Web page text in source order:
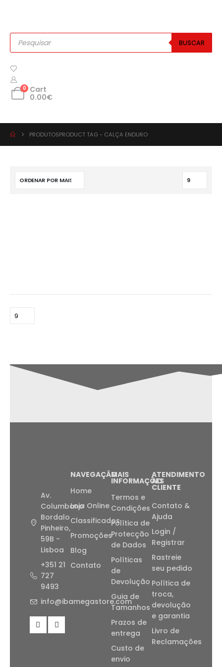
BUSCAR
0 Cart
0.00€
PRODUTOSPRODUCT TAG - CALÇA ENDURO
Av.
Columbano
Bordalo
Pinheiro,
59B -
Lisboa
+351 21
727
9493
info@ibamegastore.com
NAVEGAÇÃO
Home
Loja Online
Classificados
Promoções
Blog
Contato
MAIS
INFORMAÇÕES
Termos e
Condições
Política de
Protecção
de Dados
Políticas
de
Devolução
Guia de
Tamanhos
Prazos de
entrega
Custo de
envio
ATENDIMENTO
AO
CLIENTE
Contato &
Ajuda
Login /
Registrar
Rastreie
seu pedido
Política de
troca,
devolução
e garantia
Livro de
Reclamações